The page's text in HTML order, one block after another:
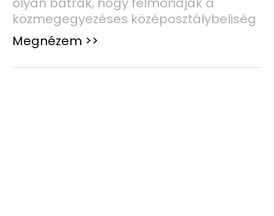
közmegegyezéses középosztálybeliség
Megnézem >>